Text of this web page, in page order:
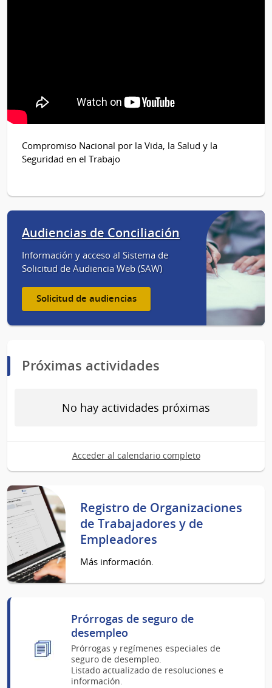
Compromiso Nacional por la Vida, la Salud y la
Seguridad en el Trabajo
Audiencias de Conciliación
Información y acceso al Sistema de
Solicitud de Audiencia Web (SAW)
Solicitud de audiencias
Próximas actividades
No hay actividades próximas
Acceder al calendario completo
Registro de Organizaciones
de Trabajadores y de
Empleadores
Más información.
Prórrogas de seguro de
desempleo
Prórrogas y regímenes especiales de
seguro de desempleo.
Listado actualizado de resoluciones e
información.